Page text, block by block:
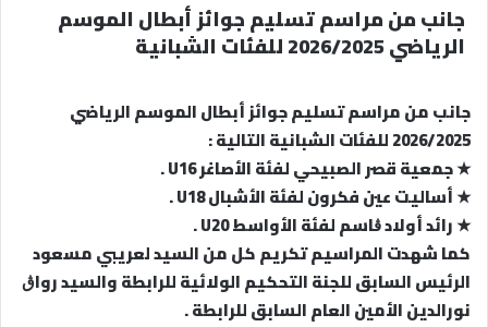
جانب من مراسم تسليم جوائز أبطال الموسم
الرياضي 2026/2025 للفئات الشبانية
جانب من مراسم تسليم جوائز أبطال الموسم الرياضي
2026/2025 للفئات الشبانية التالية :
★ جمعية قصر الصبيحي لفئة الأصاغر U16 .
★ أساليت عين فكرون لفئة الأشبال U18 .
★ رائد أولاد ڨاسم لفئة الأواسط U20 .
كما شهدت المراسيم تكريم كل من السيد لعريبي مسعود
الرئيس السابق للجنة التحكيم الولائية للرابطة والسيد رواڨ
نورالدين الأمين العام السابق للرابطة .